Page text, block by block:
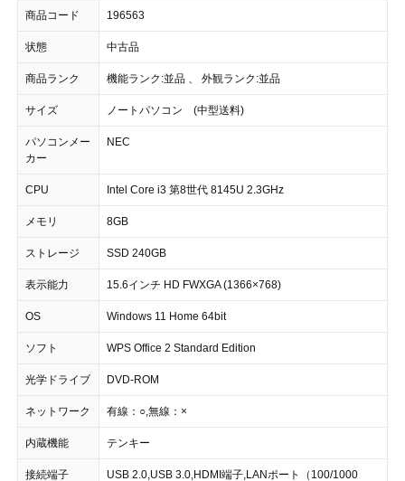
商品コード 196563
状態 中古品
商品ランク 機能ランク:並品 、 外観ランク:並品
サイズ ノートパソコン (中型送料)
パソコンメー
カー
NEC
CPU Intel Core i3 第8世代 8145U 2.3GHz
メモリ 8GB
ストレージ SSD 240GB
表示能力 15.6インチ HD FWXGA (1366×768)
OS Windows 11 Home 64bit
ソフト WPS Office 2 Standard Edition
光学ドライブ DVD-ROM
ネットワーク 有線：○,無線：×
内蔵機能 テンキー
接続端子
USB 2.0,USB 3.0,HDMI端子,LANポート（100/1000